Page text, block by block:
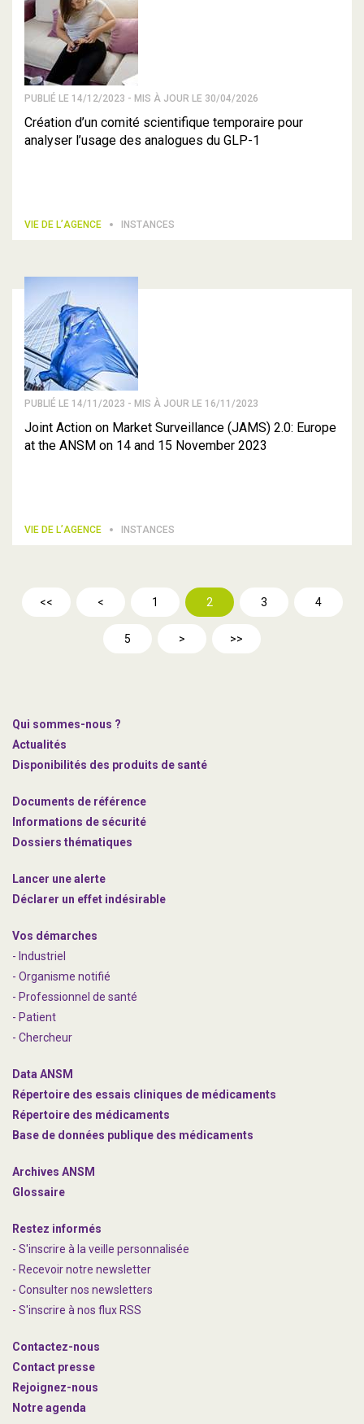
PUBLIÉ LE 14/12/2023 - MIS À JOUR LE 30/04/2026
Création d’un comité scientifique temporaire pour
analyser l’usage des analogues du GLP-1
VIE DE L’AGENCE INSTANCES
PUBLIÉ LE 14/11/2023 - MIS À JOUR LE 16/11/2023
Joint Action on Market Surveillance (JAMS) 2.0: Europe
at the ANSM on 14 and 15 November 2023
VIE DE L’AGENCE INSTANCES
<< < 1 2 3 4
5 > >>
Qui sommes-nous ?
Actualités
Disponibilités des produits de santé
Documents de référence
Informations de sécurité
Dossiers thématiques
Lancer une alerte
Déclarer un effet indésirable
Vos démarches
- Industriel
- Organisme notifié
- Professionnel de santé
- Patient
- Chercheur
Data ANSM
Répertoire des essais cliniques de médicaments
Répertoire des médicaments
Base de données publique des médicaments
Archives ANSM
Glossaire
Restez informés
- S'inscrire à la veille personnalisée
- Recevoir notre newsletter
- Consulter nos newsletters
- S'inscrire à nos flux RSS
Contactez-nous
Contact presse
Rejoignez-nous
Notre agenda